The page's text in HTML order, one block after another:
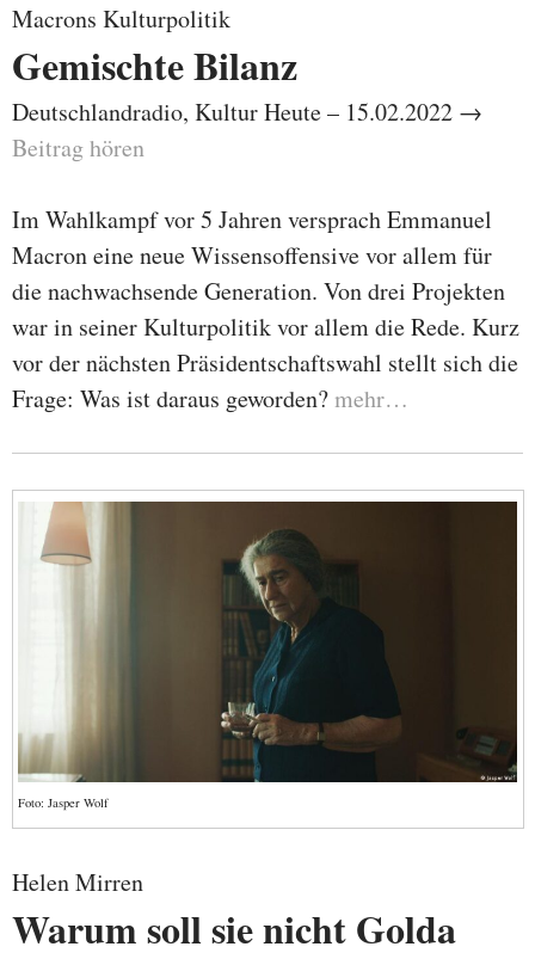
Macrons Kulturpolitik
Gemischte Bilanz
Deutschlandradio, Kultur Heute – 15.02.2022 →
Beitrag hören
Im Wahlkampf vor 5 Jahren versprach Emmanuel
Macron eine neue Wissensoffensive vor allem für
die nachwachsende Generation. Von drei Projekten
war in seiner Kulturpolitik vor allem die Rede. Kurz
vor der nächsten Präsidentschaftswahl stellt sich die
Frage: Was ist daraus geworden? mehr…
Foto: Jasper Wolf
Helen Mirren
Warum soll sie nicht Golda